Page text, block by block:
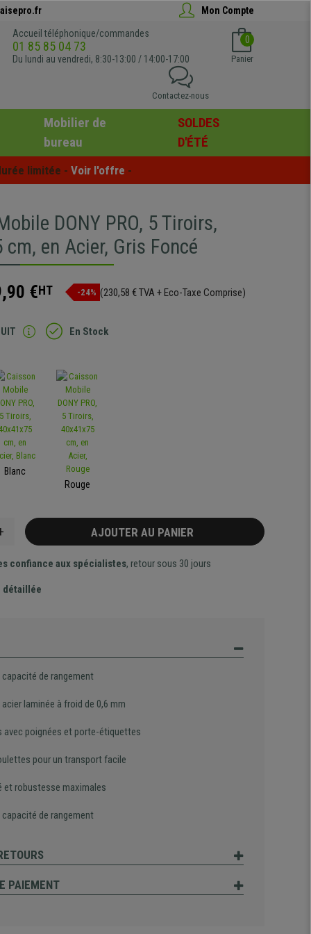
Mon Compte
Accueil téléphonique/commandes
01 85 85 04 73
Du lundi au vendredi, 8:30-13:00 / 14:00-17:00
0
Panier
Contactez-nous
Mobilier de
bureau
SOLDES
D'ÉTÉ
limitée - Voir l'offre -
DONY PRO, 5 Tiroirs,
cm, en Acier, Gris Foncé
€HT -24% (230,58 € TVA + Eco-Taxe Comprise)
En Stock
Blanc
Rouge
AJOUTER AU PANIER
confiance aux spécialistes, retour sous 30 jours
détaillée
capacité de rangement
acier laminée à froid de 0,6 mm
avec poignées et porte-étiquettes
pour un transport facile
et robustesse maximales
capacité de rangement
PAIEMENT